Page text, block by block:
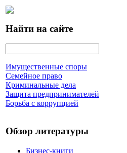
Найти на сайте
Имущественные споры
Семейное право
Криминальные дела
Защита предпринимателей
Борьба с коррупцией
Обзор литературы
Бизнес-книги